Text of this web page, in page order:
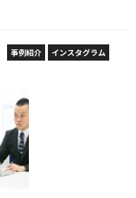
事例紹介 インスタグラム